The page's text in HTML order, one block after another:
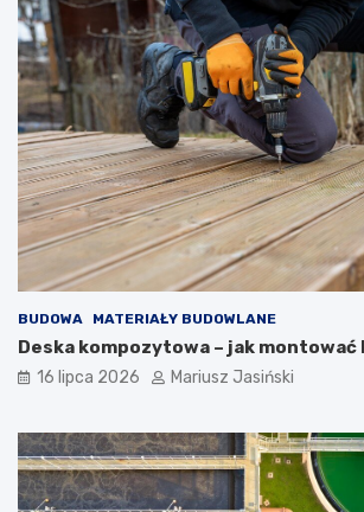
BUDOWA MATERIAŁY BUDOWLANE
Deska kompozytowa – jak montować
16 lipca 2026 Mariusz Jasiński